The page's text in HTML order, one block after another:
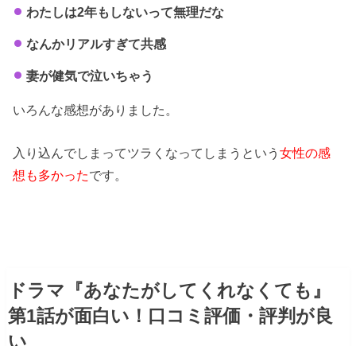
わたしは2年もしないって無理だな
なんかリアルすぎて共感
妻が健気で泣いちゃう
いろんな感想がありました。
入り込んでしまってツラくなってしまうという女性の感
想も多かったです。
ドラマ『あなたがしてくれなくても』
第1話が面白い！口コミ評価・評判が良
い